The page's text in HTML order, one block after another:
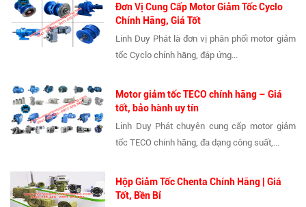
Đơn Vị Cung Cấp Motor Giảm Tốc Cyclo
Chính Hãng, Giá Tốt
Linh Duy Phát là đơn vị phân phối motor giảm
tốc Cyclo chính hãng, đáp ứng...
Motor giảm tốc TECO chính hãng – Giá
tốt, bảo hành uy tín
Linh Duy Phát chuyên cung cấp motor giảm
tốc TECO chính hãng, đa dạng công suất,...
Hộp Giảm Tốc Chenta Chính Hãng | Giá
Tốt, Bền Bỉ